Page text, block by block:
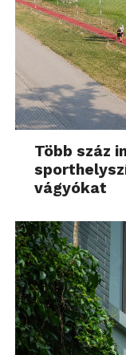
Több száz
vágyókat